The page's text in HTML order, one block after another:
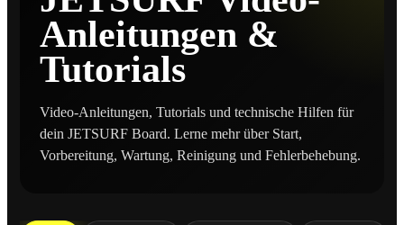
Anleitungen &
Tutorials
Video-Anleitungen, Tutorials und technische Hilfen für
dein JETSURF Board. Lerne mehr über Start,
Vorbereitung, Wartung, Reinigung und Fehlerbehebung.